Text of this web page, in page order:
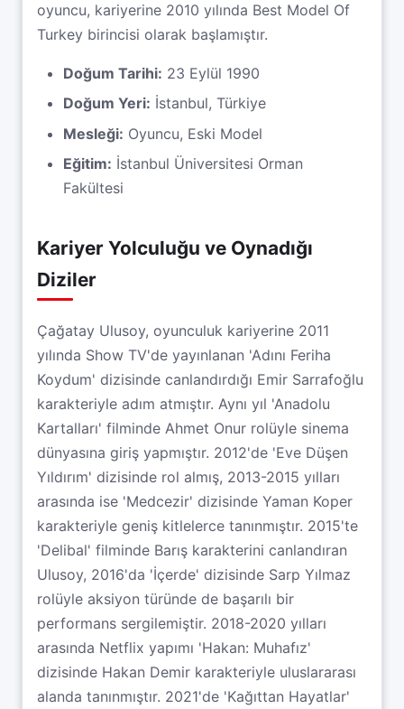
oyuncu, kariyerine 2010 yılında Best Model Of
Turkey birincisi olarak başlamıştır.
Doğum Tarihi: 23 Eylül 1990
Doğum Yeri: İstanbul, Türkiye
Mesleği: Oyuncu, Eski Model
Eğitim: İstanbul Üniversitesi Orman
Fakültesi
Kariyer Yolculuğu ve Oynadığı
Diziler
Çağatay Ulusoy, oyunculuk kariyerine 2011
yılında Show TV'de yayınlanan 'Adını Feriha
Koydum' dizisinde canlandırdığı Emir Sarrafoğlu
karakteriyle adım atmıştır. Aynı yıl 'Anadolu
Kartalları' filminde Ahmet Onur rolüyle sinema
dünyasına giriş yapmıştır. 2012'de 'Eve Düşen
Yıldırım' dizisinde rol almış, 2013-2015 yılları
arasında ise 'Medcezir' dizisinde Yaman Koper
karakteriyle geniş kitlelerce tanınmıştır. 2015'te
'Delibal' filminde Barış karakterini canlandıran
Ulusoy, 2016'da 'İçerde' dizisinde Sarp Yılmaz
rolüyle aksiyon türünde de başarılı bir
performans sergilemiştir. 2018-2020 yılları
arasında Netflix yapımı 'Hakan: Muhafız'
dizisinde Hakan Demir karakteriyle uluslararası
alanda tanınmıştır. 2021'de 'Kağıttan Hayatlar'